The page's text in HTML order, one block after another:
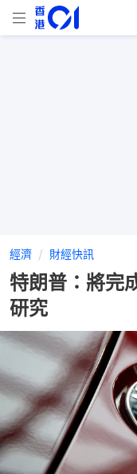
經濟 財經快訊
特朗普：將完
研究